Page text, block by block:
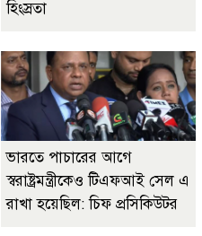
হিংস্রতা
ভারতে পাচারের আগে
স্বরাষ্ট্রমন্ত্রীকেও টিএফআই সেল এ
রাখা হয়েছিল: চিফ প্রসিকিউটর